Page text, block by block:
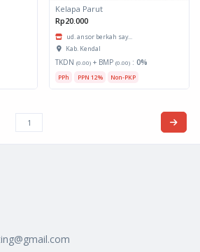
Kelapa Parut
Rp20.000
ud. ansor berkah say...
Kab. Kendal
TKDN (0.00) + BMP (0.00) : 0%
PPh PPN 12% Non-PKP